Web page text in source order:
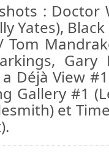
: Doctor
Yates),
Gary
Déjà View
Gallery #1
et